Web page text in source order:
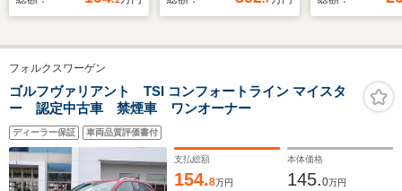
トライト シートヒー
メラ 電動シート
HarmanKardonサラ
ト ETC内蔵ルームミ
ラー
フォルクスワーゲン
ゴルフヴァリアント TSI コンフォートライン マイスタ
ー 認定中古車 禁煙車 ワンオーナー
ディーラー保証 車両品質評価書付
支払総額
154.8万円
本体価格
145.0万円